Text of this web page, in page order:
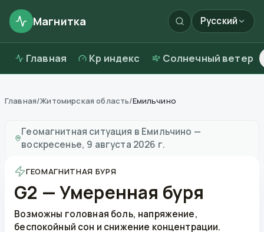
Магнитка Русский
Главная Kp индекс Солнечный ветер
Главная/Житомирская область/Емильчино
Геомагнитная ситуация в Емильчино —
воскресенье, 9 августа 2026 г.
ГЕОМАГНИТНАЯ БУРЯ
G2 — Умеренная буря
Возможны головная боль, напряжение,
беспокойный сон и снижение концентрации.